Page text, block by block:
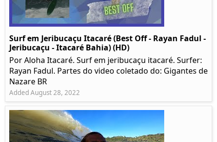
Surf em Jeribucaçu Itacaré (Best Off - Rayan Fadul -
Jeribucaçu - Itacaré Bahia) (HD)
Por Aloha Itacaré. Surf em jeribucaçu itacaré. Surfer:
Rayan Fadul. Partes do video coletado do: Gigantes de
Nazare BR
Added August 28, 2022